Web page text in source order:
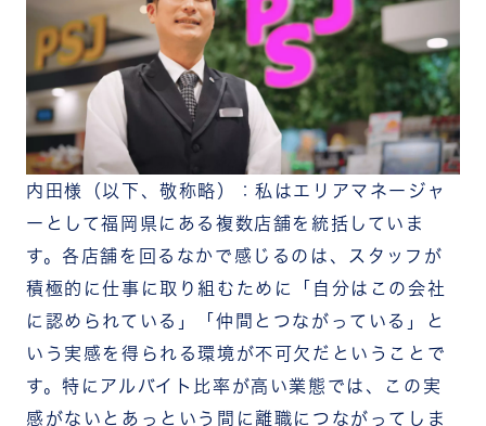
内田様（以下、敬称略）：私はエリアマネージャ
ーとして福岡県にある複数店舗を統括していま
す。各店舗を回るなかで感じるのは、スタッフが
積極的に仕事に取り組むために「自分はこの会社
に認められている」「仲間とつながっている」と
いう実感を得られる環境が不可欠だということで
す。特にアルバイト比率が高い業態では、この実
感がないとあっという間に離職につながってしま